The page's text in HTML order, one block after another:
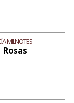
MILNOTES